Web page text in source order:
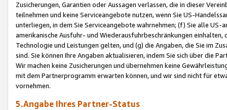
Zusicherungen, Garantien oder Aussagen verlassen, die in dieser
teilnehmen und keine Serviceangebote nutzen, wenn Sie US-
unterliegen, in dem Sie Serviceangebote wahrnehmen; (f) Sie alle
amerikanische Ausfuhr- und Wiederausfuhrbeschränkungen
Technologie und Leistungen gelten, und (g) die Angaben, die Sie im
sind. Sie können Ihre Angaben aktualisieren, indem Sie sich über die
Wir machen keine Zusicherungen und übernehmen keine
mit dem Partnerprogramm erwarten können, und wir sind nicht für
vornehmen.
5.Angabe Ihres Partner-Status